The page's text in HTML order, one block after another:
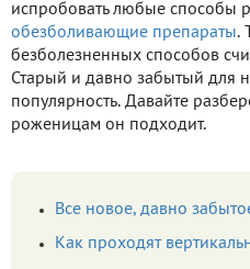
испробовать любые способы
обезболивающие препараты.
безболезненных способов
Старый и давно забытый для
популярность. Давайте
роженицам он подходит.
Все новое, давно
Как проходят